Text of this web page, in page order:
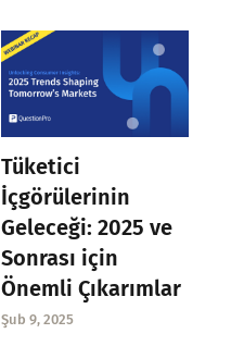
Tüketici
İçgörülerinin
Geleceği: 2025 ve
Sonrası için
Önemli Çıkarımlar
Şub 9, 2025